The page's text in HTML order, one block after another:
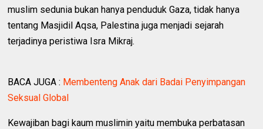
muslim sedunia bukan hanya penduduk Gaza, tidak hanya
tentang Masjidil Aqsa, Palestina juga menjadi sejarah
terjadinya peristiwa Isra Mikraj.
BACA JUGA : Membenteng Anak dari Badai Penyimpangan
Seksual Global
Kewajiban bagi kaum muslimin yaitu membuka perbatasan